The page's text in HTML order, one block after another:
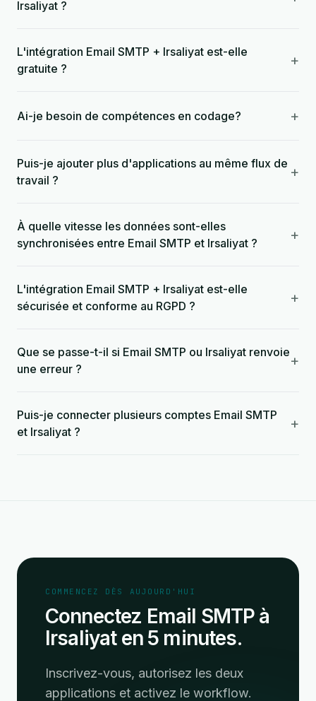
Irsaliyat ?
L'intégration Email SMTP + Irsaliyat est-elle
gratuite ?
+
Ai-je besoin de compétences en codage? +
Puis-je ajouter plus d'applications au même flux de
travail ?
+
À quelle vitesse les données sont-elles
synchronisées entre Email SMTP et Irsaliyat ?
+
L'intégration Email SMTP + Irsaliyat est-elle
sécurisée et conforme au RGPD ?
+
Que se passe-t-il si Email SMTP ou Irsaliyat renvoie
une erreur ?
+
Puis-je connecter plusieurs comptes Email SMTP
et Irsaliyat ?
+
COMMENCEZ DÈS AUJOURD'HUI
Connectez Email SMTP à
Irsaliyat en 5 minutes.
Inscrivez-vous, autorisez les deux
applications et activez le workflow.